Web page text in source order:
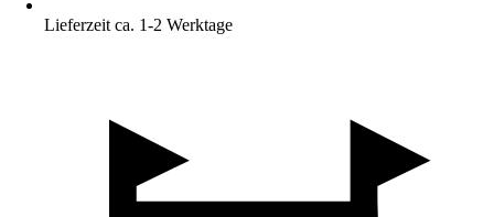
Lieferzeit ca. 1-2 Werktage